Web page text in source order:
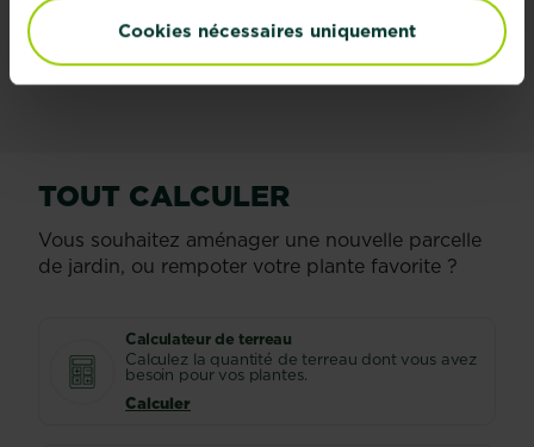
Cookies nécessaires uniquement
Regarder
TOUT CALCULER
Vous souhaitez aménager une nouvelle parcelle
de jardin, ou rempoter votre plante favorite ?
Calculateur de terreau
Calculez la quantité de terreau dont vous avez
besoin pour vos plantes.
Calculer